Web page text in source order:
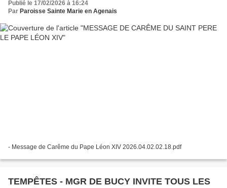
Publié le 17/02/2026 à 16:24
Par Paroisse Sainte Marie en Agenais
- Message de Carême du Pape Léon XIV 2026.04.02.02.18.pdf
TEMPÊTES - MGR DE BUCY INVITE TOUS LES